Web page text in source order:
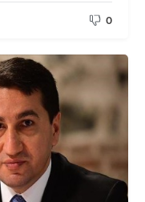
0